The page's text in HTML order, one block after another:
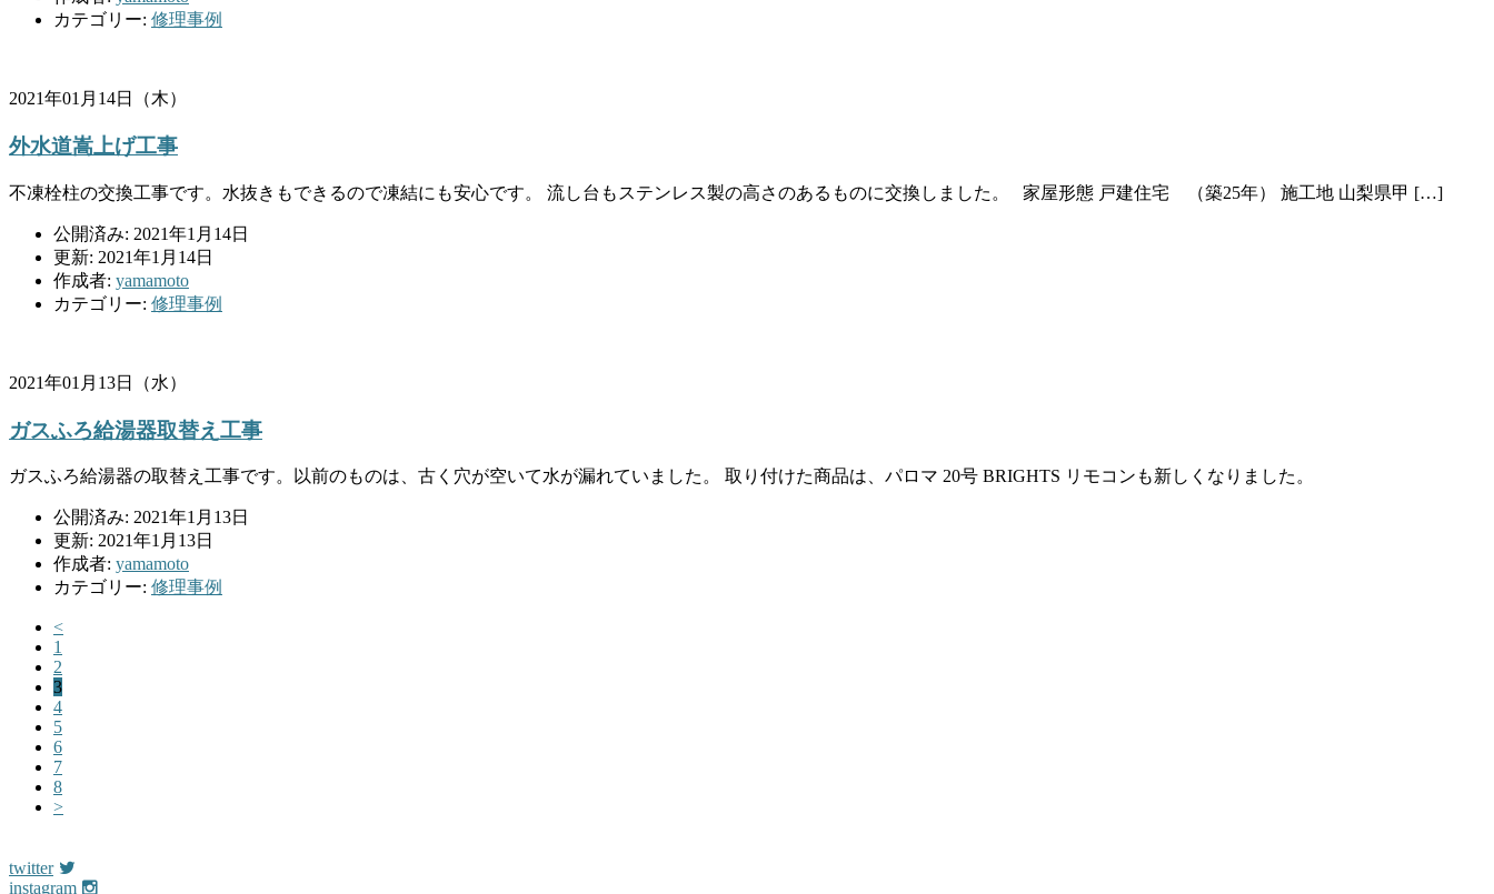
カテゴリー: 修理事例
2021年01月14日（木）
外水道嵩上げ工事
不凍栓柱の交換工事です。水抜きもできるので凍結にも安心です。 流し台もステンレス製の高さのあるものに交換しました。 家屋形態 戸建住宅 （築25年） 施工地 山梨県甲 […]
公開済み: 2021年1月14日
更新: 2021年1月14日
作成者: yamamoto
カテゴリー: 修理事例
2021年01月13日（水）
ガスふろ給湯器取替え工事
ガスふろ給湯器の取替え工事です。以前のものは、古く穴が空いて水が漏れていました。 取り付けた商品は、パロマ 20号 BRIGHTS リモコンも新しくなりました。
公開済み: 2021年1月13日
更新: 2021年1月13日
作成者: yamamoto
カテゴリー: 修理事例
<
1
2
3
4
5
6
7
8
>
twitter
instagram